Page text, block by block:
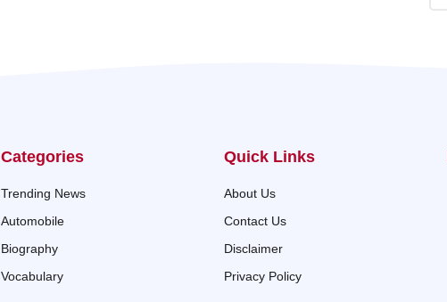
Categories
Trending News
Automobile
Biography
Vocabulary
Quick Links
About Us
Contact Us
Disclaimer
Privacy Policy